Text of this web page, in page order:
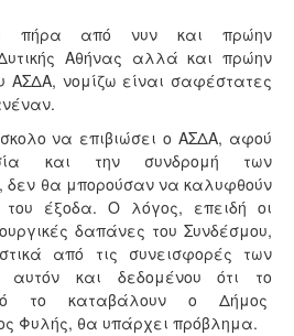
πήρα από νυν και πρώην
Δυτικής Αθήνας αλλά και πρώην
ΑΣΔΑ, νομίζω είναι σαφέστατες
να επιβιώσει ο ΑΣΔΑ, αφού
και την συνδρομή των
δεν θα μπορούσαν να καλυφθούν
του έξοδα. Ο λόγος, επειδή οι
δαπάνες του Συνδέσμου,
από τις συνεισφορές των
και δεδομένου ότι το
το καταβάλουν ο Δήμος
Φυλής, θα υπάρχει πρόβλημα.